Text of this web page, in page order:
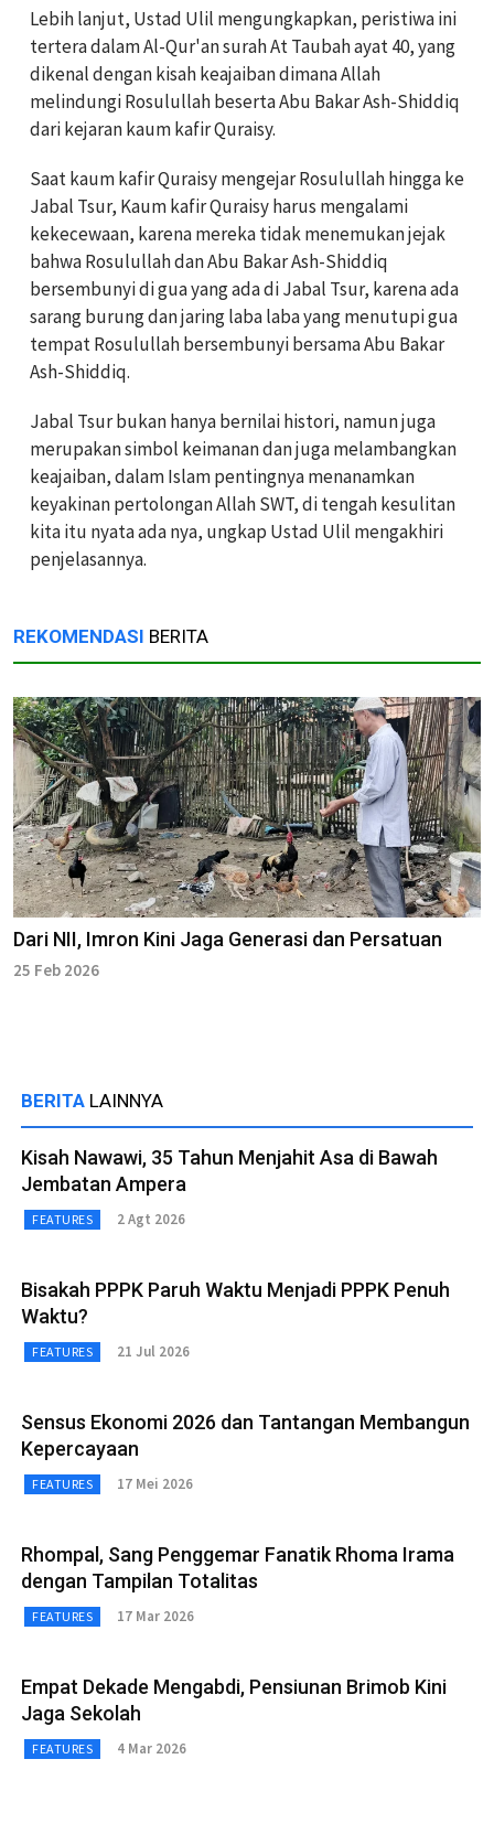
Lebih lanjut, Ustad Ulil mengungkapkan, peristiwa ini
tertera dalam Al-Qur'an surah At Taubah ayat 40, yang
dikenal dengan kisah keajaiban dimana Allah
melindungi Rosulullah beserta Abu Bakar Ash-Shiddiq
dari kejaran kaum kafir Quraisy.
Saat kaum kafir Quraisy mengejar Rosulullah hingga ke
Jabal Tsur, Kaum kafir Quraisy harus mengalami
kekecewaan, karena mereka tidak menemukan jejak
bahwa Rosulullah dan Abu Bakar Ash-Shiddiq
bersembunyi di gua yang ada di Jabal Tsur, karena ada
sarang burung dan jaring laba laba yang menutupi gua
tempat Rosulullah bersembunyi bersama Abu Bakar
Ash-Shiddiq.
Jabal Tsur bukan hanya bernilai histori, namun juga
merupakan simbol keimanan dan juga melambangkan
keajaiban, dalam Islam pentingnya menanamkan
keyakinan pertolongan Allah SWT, di tengah kesulitan
kita itu nyata ada nya, ungkap Ustad Ulil mengakhiri
penjelasannya.
REKOMENDASI BERITA
Dari NII, Imron Kini Jaga Generasi dan Persatuan
25 Feb 2026
BERITA LAINNYA
Kisah Nawawi, 35 Tahun Menjahit Asa di Bawah
Jembatan Ampera
FEATURES 2 Agt 2026
Bisakah PPPK Paruh Waktu Menjadi PPPK Penuh
Waktu?
FEATURES 21 Jul 2026
Sensus Ekonomi 2026 dan Tantangan Membangun
Kepercayaan
FEATURES 17 Mei 2026
Rhompal, Sang Penggemar Fanatik Rhoma Irama
dengan Tampilan Totalitas
FEATURES 17 Mar 2026
Empat Dekade Mengabdi, Pensiunan Brimob Kini
Jaga Sekolah
FEATURES 4 Mar 2026